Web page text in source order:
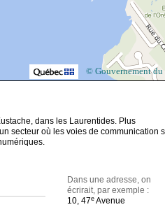
© Gouvernement du
dans les Laurentides. Plus
secteur où les voies de communication
Dans une adresse, on
écrirait, par exemple :
10, 47eAvenue